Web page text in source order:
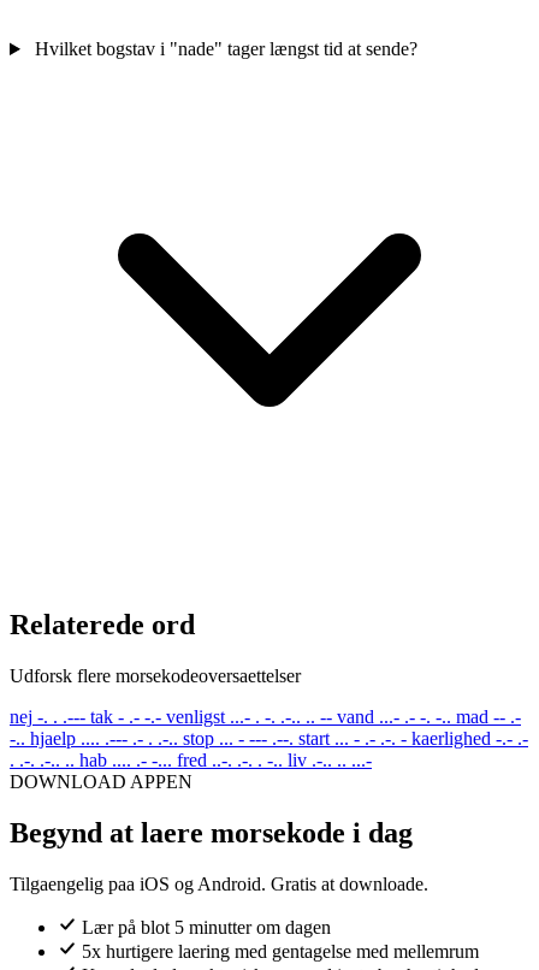
Hvilket bogstav i "nade" tager længst tid at sende?
Relaterede ord
Udforsk flere morsekodeoversaettelser
nej -. . .--- tak - .- -.- venligst ...- . -. .-.. .. -- vand ...- .- -. -.. mad -- .-
-.. hjaelp .... .--- .- . .-.. stop ... - --- .--. start ... - .- .-. - kaerlighed -.- .-
. .-. .-.. .. hab .... .- -... fred ..-. .-. . -.. liv .-.. .. ...-
DOWNLOAD APPEN
Begynd at laere morsekode i dag
Tilgaengelig paa iOS og Android. Gratis at downloade.
Lær på blot 5 minutter om dagen
5x hurtigere laering med gentagelse med mellemrum